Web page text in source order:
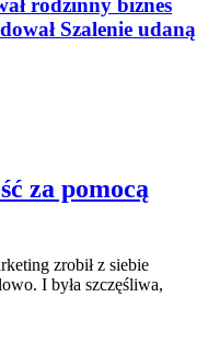
rodzinny biznes
Szalenie udaną
za pomocą
zrobił z siebie
I była szczęśliwa,